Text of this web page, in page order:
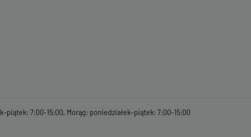
piątek: 7:00-15:00, Morąg: poniedziałek-piątek: 7:00-15:00